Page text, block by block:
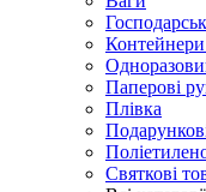
Контейнери
Паперові
Плівка
Святкові